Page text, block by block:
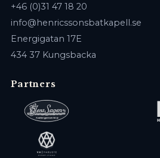
+46 (0)31 47 18 20
info@henricssonsbatkapell.se
Energigatan 17E
434 37 Kungsbacka
Partners